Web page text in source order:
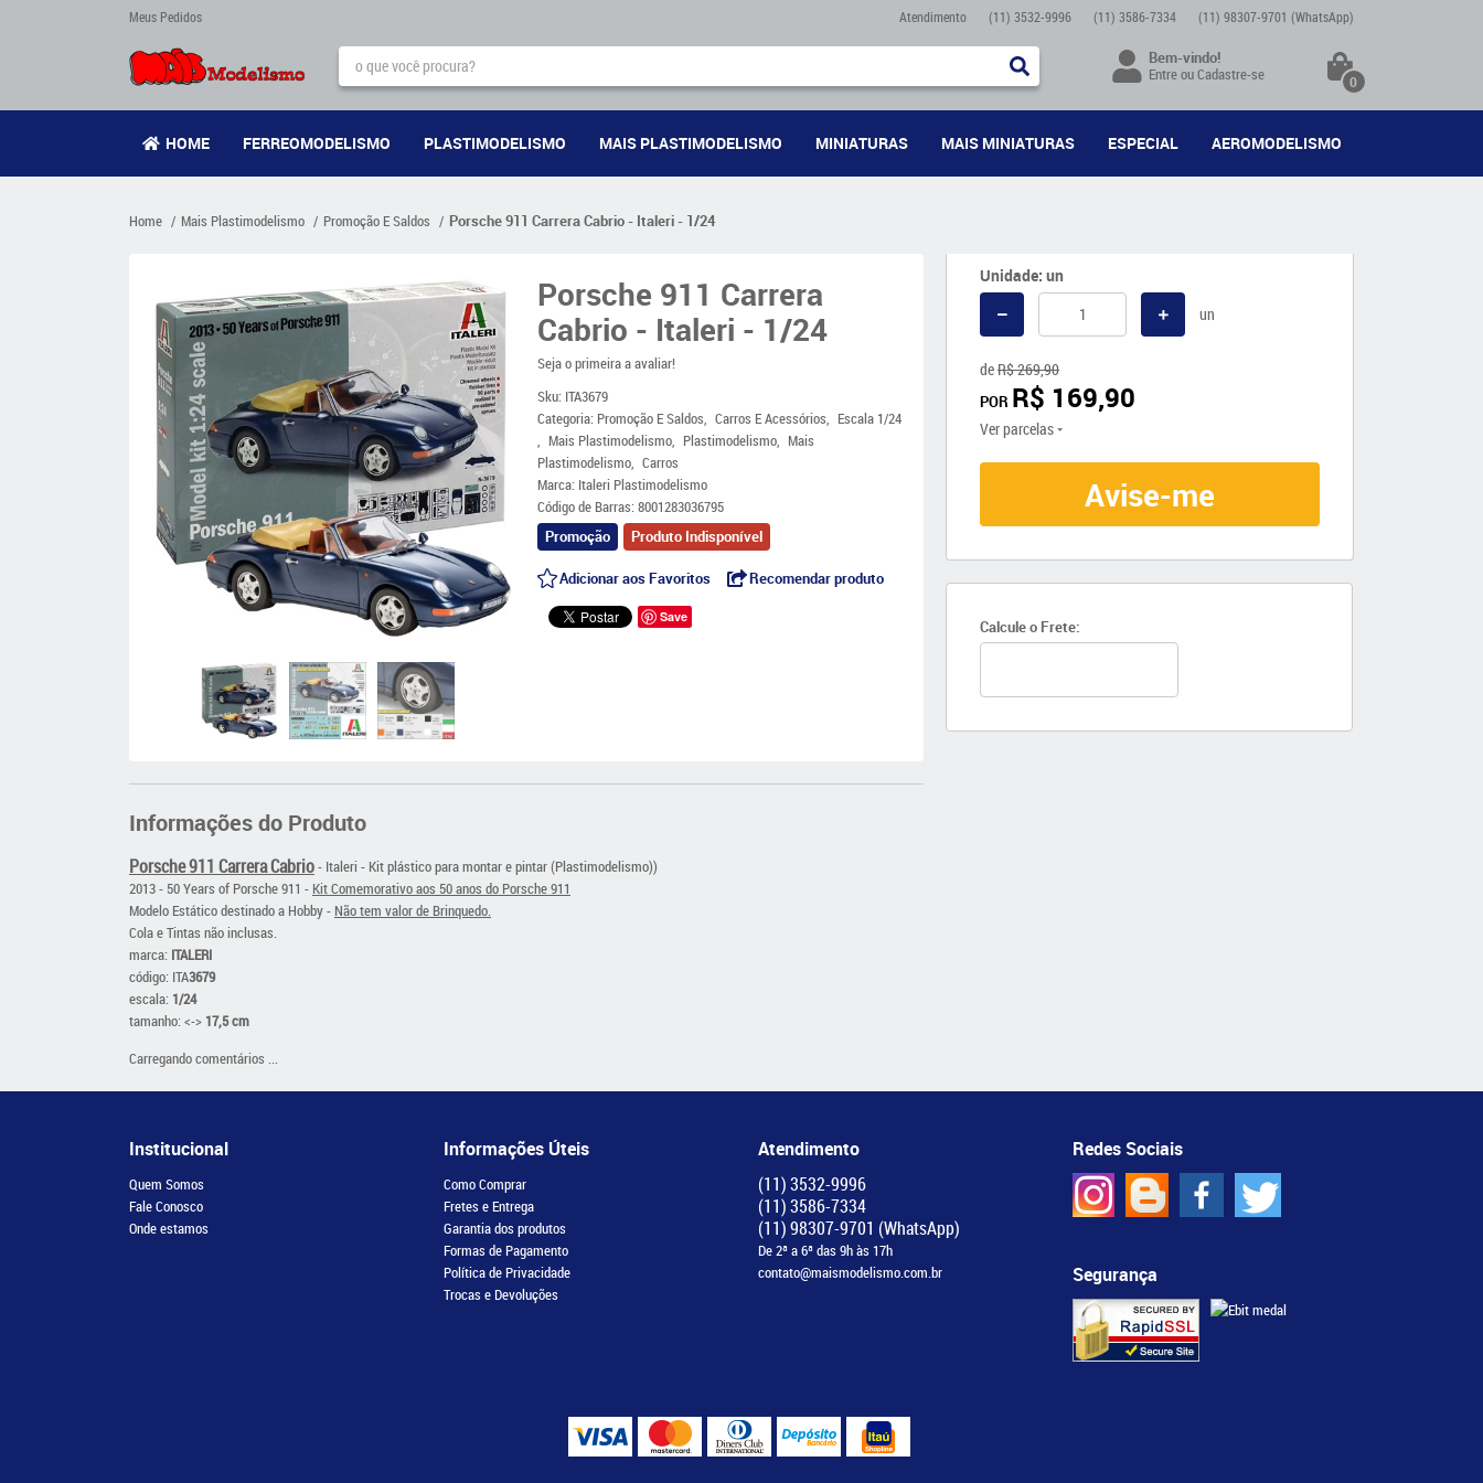
Meus Pedidos Atendimento (11) 3532-9996 (11) 3586-7334 (11) 98307-9701 (WhatsApp)
Bem-vindo!
EntreouCadastre-se 0
HOME FERREOMODELISMO PLASTIMODELISMO MAIS PLASTIMODELISMO MINIATURAS MAIS MINIATURAS ESPECIAL AEROMODELISMO
Home Mais Plastimodelismo Promoção E Saldos Porsche 911 Carrera Cabrio - Italeri - 1/24
Porsche 911 Carrera
Cabrio - Italeri - 1/24
Seja o primeira a avaliar!
Sku: ITA3679
Categoria: Promoção E Saldos Carros E Acessórios
Escala 1/24
Mais Plastimodelismo
Plastimodelismo
Mais
Plastimodelismo Carros
Marca: Italeri Plastimodelismo
Código de Barras:8001283036795
Promoção
Produto Indisponível
Adicionar aos Favoritos Recomendar produto
Save
Unidade: un
un
deR$ 269,90
POR R$ 169,90
Ver parcelas
Avise-me
Calcule o Frete:
Informações do Produto
Porsche 911 Carrera Cabrio- Italeri - Kit plástico para montar e pintar (Plastimodelismo))
2013 - 50 Years of Porsche 911 - Kit Comemorativo aos 50 anos do Porsche 911
Modelo Estático destinado a Hobby - Não tem valor de Brinquedo.
Cola e Tintas não inclusas.
marca: ITALERI
código: ITA3679
escala: 1/24
tamanho: <-> 17,5 cm
Carregando comentários ...
Institucional
Quem Somos
Fale Conosco
Onde estamos
Informações Úteis
Como Comprar
Fretes e Entrega
Garantia dos produtos
Formas de Pagamento
Política de Privacidade
Trocas e Devoluções
Atendimento
(11)3532-9996
(11)3586-7334
(11)98307-9701 (WhatsApp)
De 2ª a 6ª das 9h às 17h
contato@maismodelismo.com.br
Redes Sociais
Segurança